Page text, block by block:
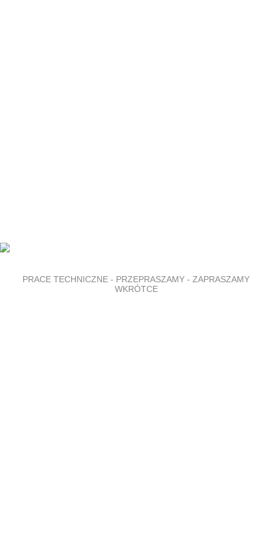
PRACE TECHNICZNE - PRZEPRASZAMY - ZAPRASZAMY
WKRÓTCE